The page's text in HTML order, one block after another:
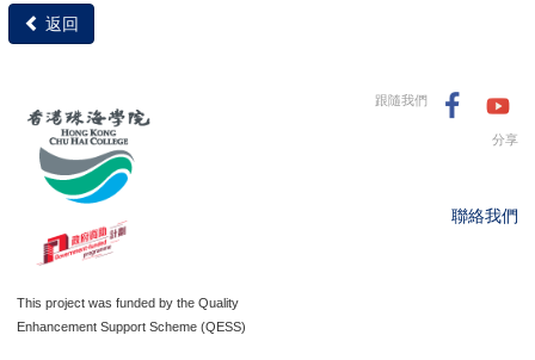
返回
This project was funded by the Quality
Enhancement Support Scheme (QESS)
跟隨我們
分享
聯絡我們